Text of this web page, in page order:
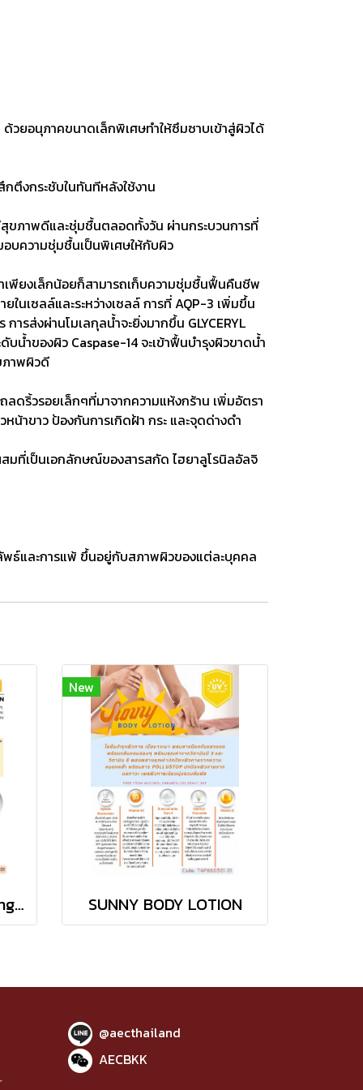
ยอนุภาคขนาดเล็กพิเศษทําให้ซึมซาบเข้าสู่ผิวได้
ตึงกระชับในทันทีหลังใช้งาน
ขภาพดีและชุ่มชื้นตลอดทั้งวัน ผ่านกระบวนการที่
อบความชุ่มชื้นเป็นพิเศษให้กับผิว
เพียงเล็กน้อยก็สามารถเก็บความชุ่มชื้นฟื้นคืนชีพ
ในเซลล์และระหว่างเซลล์ การที่ AQP-3 เพิ่มขึ้น
รส่งผ่านโมเลกุลน้ำจะยิ่งมากขึ้น GLYCERYL
น้ำของผิว Caspase-14 จะเข้าฟื้นบำรุงผิวขาดน้ำ
ภาพผิวดี
ดริ้วรอยเล็กๆที่มาจากความแห้งกร้าน เพิ่มอัตรา
น้าขาว ป้องกันการเกิดฝ้า กระ และจุดด่างดำ
มที่เป็นเอกลักษณ์ของสารสกัด ไฮยาลูโรนิลอัลจิ
พธ์และการแพ้ ขึ้นอยู่กับสภาพผิวของแต่ละบุคคล
Multi vitamin Whitening Body Lotion
New
SUNNY BODY LOTION
@aecthailand
AECBKK